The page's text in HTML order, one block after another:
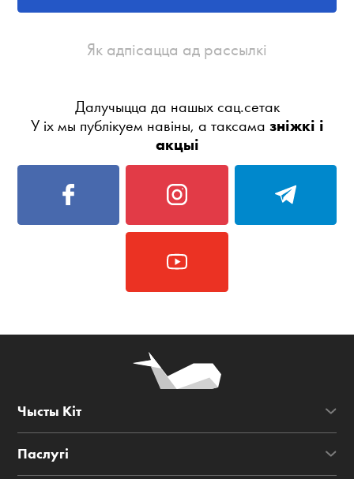
Як адпісацца ад рассылкі
Далучыцца да нашых сац.сетак
У іх мы публікуем навіны, а таксама зніжкі і
акцыі
Чысты Кіт
Паслугі